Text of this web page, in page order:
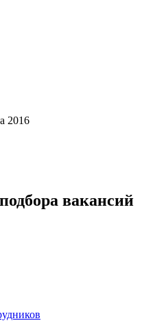
2016
вакансий